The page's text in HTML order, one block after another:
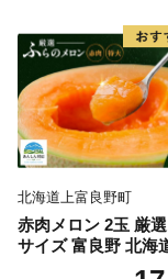
北海道上富良野町
赤肉メロン 2玉 厳
サイズ 富良野 北海
～2.6kg 2玉 セット